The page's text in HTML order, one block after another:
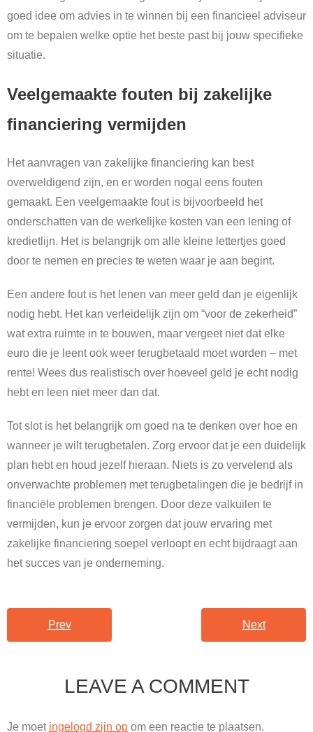
goed idee om advies in te winnen bij een financieel adviseur
om te bepalen welke optie het beste past bij jouw specifieke
situatie.
Veelgemaakte fouten bij zakelijke
financiering vermijden
Het aanvragen van zakelijke financiering kan best
overweldigend zijn, en er worden nogal eens fouten
gemaakt. Een veelgemaakte fout is bijvoorbeeld het
onderschatten van de werkelijke kosten van een lening of
kredietlijn. Het is belangrijk om alle kleine lettertjes goed
door te nemen en precies te weten waar je aan begint.
Een andere fout is het lenen van meer geld dan je eigenlijk
nodig hebt. Het kan verleidelijk zijn om “voor de zekerheid”
wat extra ruimte in te bouwen, maar vergeet niet dat elke
euro die je leent ook weer terugbetaald moet worden – met
rente! Wees dus realistisch over hoeveel geld je echt nodig
hebt en leen niet meer dan dat.
Tot slot is het belangrijk om goed na te denken over hoe en
wanneer je wilt terugbetalen. Zorg ervoor dat je een duidelijk
plan hebt en houd jezelf hieraan. Niets is zo vervelend als
onverwachte problemen met terugbetalingen die je bedrijf in
financiële problemen brengen. Door deze valkuilen te
vermijden, kun je ervoor zorgen dat jouw ervaring met
zakelijke financiering soepel verloopt en echt bijdraagt aan
het succes van je onderneming.
Prev Next
LEAVE A COMMENT
Je moet ingelogd zijn op om een reactie te plaatsen.